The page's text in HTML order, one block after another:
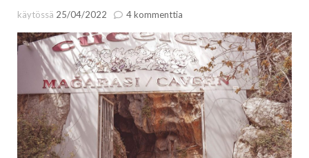
käytössä 25/04/2022 4 kommenttia
tippukiviluola
–
kurkistus
kääpiön
kotiin